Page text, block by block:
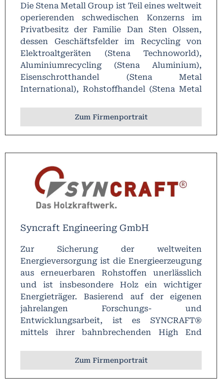
Die Stena Metall Group ist Teil eines weltweit
operierenden schwedischen Konzerns im
Privatbesitz der Familie Dan Sten Olssen,
dessen Geschäftsfelder im Recycling von
Elektroaltgeräten (Stena Technoworld),
Aluminiumrecycling (Stena Aluminium),
Eisenschrotthandel (Stena Metal
International), Rohstoffhandel (Stena Metal
Stahlbehandlung (Stena Stål) liegen.
Zum Firmenportrait
Syncraft Engineering GmbH
Zur Sicherung der weltweiten
Energieversorgung ist die Energieerzeugung
aus erneuerbaren Rohstoffen unerlässlich
und ist insbesondere Holz ein wichtiger
Energieträger. Basierend auf der eigenen
jahrelangen Forschungs- und
Entwicklungsarbeit, ist es SYNCRAFT®
mittels ihrer bahnbrechenden High End
Rohstoff effizient wie effektiv in Wärme und
vor allem in Strom umzuwandeln.
Zum Firmenportrait